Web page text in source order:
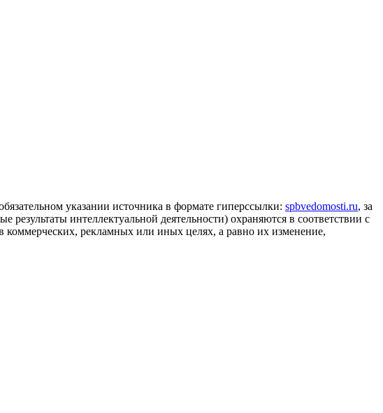
указании источника в формате гиперссылки: spbvedomosti.ru, за
результаты интеллектуальной деятельности) охраняются в соответствии с
рекламных или иных целях, а равно их изменение,